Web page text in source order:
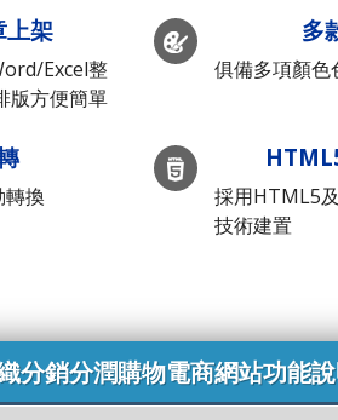
上架
Excel整
版方便簡單
轉換
多
俱備多項顏色
採用HTML5
技術建置
分銷分潤購物電商網站功能